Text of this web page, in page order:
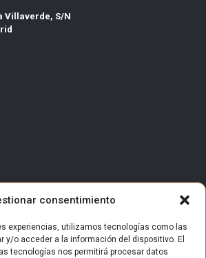
consentimiento
experiencias, utilizamos tecnologías como las
y/o acceder a la información del dispositivo. El
tecnologías nos permitirá procesar datos
Villaverde, S/N